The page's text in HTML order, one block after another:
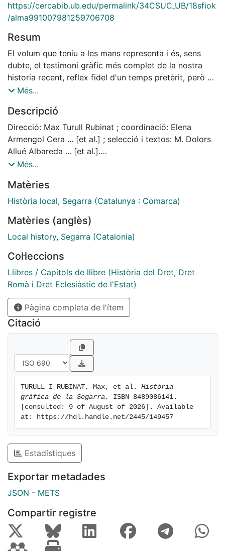
https://cercabib.ub.edu/permalink/34CSUC_UB/18sfiok
/alma991007981259706708
Resum
El volum que teniu a les mans representa i és, sens
dubte, el testimoni gràfic més complet de la nostra
historia recent, reflex fidel d'un temps pretèrit, però no
tan allunyant per a nosaltres, entranyable per tot un
ordres per a tots aquells que conformen part
d'aquesta comunitat segarrenca. Al llarg de les seves
pagines, que ens transporten en un viatge imaginen, es
pot recórrer el que ha estat la historia de la comarca,
els esdeveniments més importants que varen succeir,
sortosament, arrelades i altres, malauradament,
desaparegudes. També es pot reviure el
econòmiques com industrials, educatives, laborals,
etc., que representaven els pilars fonamentals de la
Més...
Descripció
Direcció: Max Turull Rubinat ; coordinació: Elena
Armengol Cera ... [et al.] ; selecció i textos: M. Dolors
Allué Albareda ... [et al.].
Textos introductoris: Ramon-Muñoz, Ramon, 1967- et
Més...
Matèries
Història local, Segarra (Catalunya : Comarca)
Matèries (anglès)
Local history, Segarra (Catalonia)
Col·leccions
Llibres / Capítols de llibre (Història del Dret, Dret
Romà i Dret Eclesiàstic de l'Estat)
Pàgina completa de l'ítem
Citació
TURULL I RUBINAT, Max, et al. Història
gràfica de la Segarra.
ISBN 8489086141.
[consulted: 9 of August of 2026]. Available
at: https://hdl.handle.net/2445/149457
Estadístiques
Exportar metadades
JSON - METS
Compartir registre